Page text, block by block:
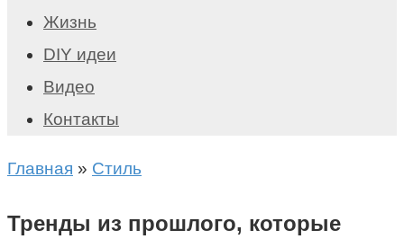
Жизнь
DIY идеи
Видео
Контакты
Главная » Стиль
Тренды из прошлого, которые